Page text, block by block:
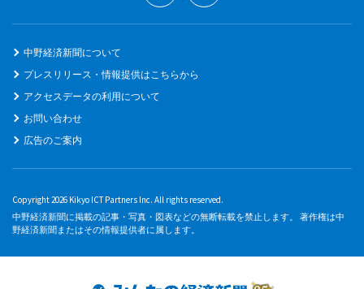
中野経済新聞について
プレスリリース・情報提供はこちらから
アクセスデータの利用について
お問い合わせ
広告のご案内
Copyright 2026 Kikyo ICT Partners Inc. All rights reserved.
中野経済新聞に掲載の記事・写真・図表などの無断転載を禁止します。 著作権は中
野経済新聞またはその情報提供者に属します。